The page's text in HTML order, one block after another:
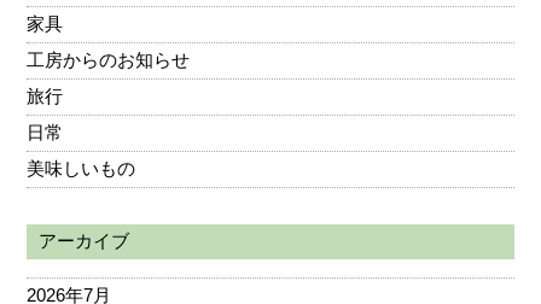
家具
工房からのお知らせ
旅行
日常
美味しいもの
アーカイブ
2026年7月